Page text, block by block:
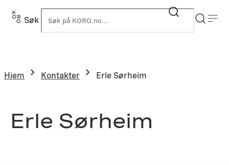
Søk
Hjem Kontakter Erle Sørheim
Erle Sørheim